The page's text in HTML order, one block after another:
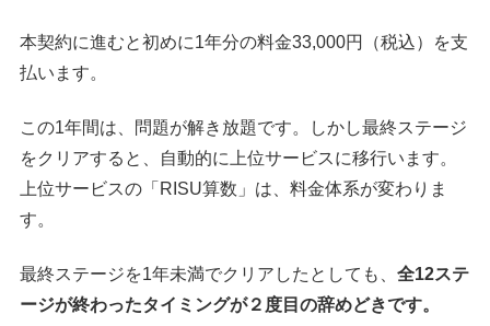
本契約に進むと初めに1年分の料金33,000円（税込）を支
払います。
この1年間は、問題が解き放題です。しかし最終ステージ
をクリアすると、自動的に上位サービスに移行います。
上位サービスの「RISU算数」は、料金体系が変わりま
す。
最終ステージを1年未満でクリアしたとしても、全12ステ
ージが終わったタイミングが２度目の辞めどきです。